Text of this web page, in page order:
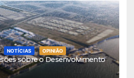
NOTÍCIAS OPINIÃO
sobre o Desenvolvimento